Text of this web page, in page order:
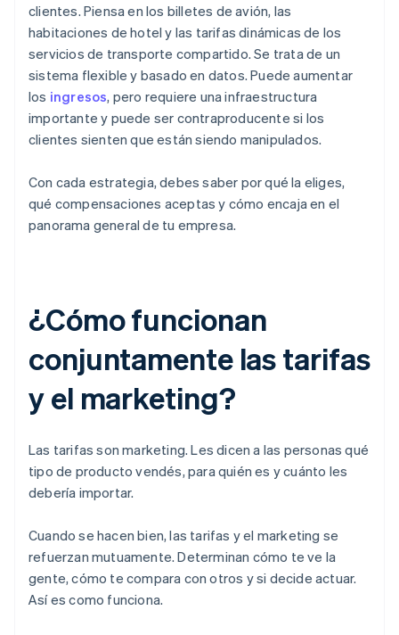
clientes. Piensa en los billetes de avión, las
habitaciones de hotel y las tarifas dinámicas de los
servicios de transporte compartido. Se trata de un
sistema flexible y basado en datos. Puede aumentar
los ingresos, pero requiere una infraestructura
importante y puede ser contraproducente si los
clientes sienten que están siendo manipulados.
Con cada estrategia, debes saber por qué la eliges,
qué compensaciones aceptas y cómo encaja en el
panorama general de tu empresa.
¿Cómo funcionan
conjuntamente las tarifas
y el marketing?
Las tarifas son marketing. Les dicen a las personas qué
tipo de producto vendés, para quién es y cuánto les
debería importar.
Cuando se hacen bien, las tarifas y el marketing se
refuerzan mutuamente. Determinan cómo te ve la
gente, cómo te compara con otros y si decide actuar.
Así es como funciona.